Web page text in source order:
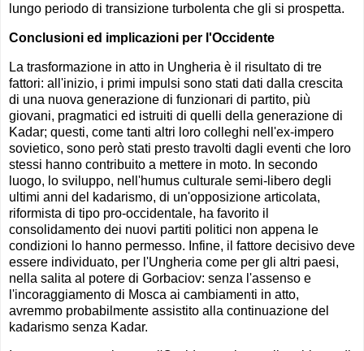
lungo periodo di transizione turbolenta che gli si prospetta.
Conclusioni ed implicazioni per l'Occidente
La trasformazione in atto in Ungheria è il risultato di tre
fattori: all'inizio, i primi impulsi sono stati dati dalla crescita
di una nuova generazione di funzionari di partito, più
giovani, pragmatici ed istruiti di quelli della generazione di
Kadar; questi, come tanti altri loro colleghi nell'ex-impero
sovietico, sono però stati presto travolti dagli eventi che loro
stessi hanno contribuito a mettere in moto. In secondo
luogo, lo sviluppo, nell'humus culturale semi-libero degli
ultimi anni del kadarismo, di un'opposizione articolata,
riformista di tipo pro-occidentale, ha favorito il
consolidamento dei nuovi partiti politici non appena le
condizioni lo hanno permesso. Infine, il fattore decisivo deve
essere individuato, per l'Ungheria come per gli altri paesi,
nella salita al potere di Gorbaciov: senza l'assenso e
l'incoraggiamento di Mosca ai cambiamenti in atto,
avremmo probabilmente assistito alla continuazione del
kadarismo senza Kadar.